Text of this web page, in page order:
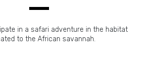
in a safari adventure in the habitat
to the African savannah.